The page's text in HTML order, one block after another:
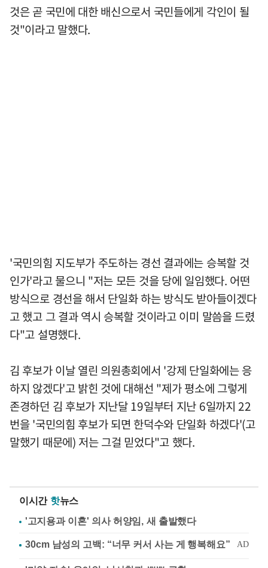
것은 곧 국민에 대한 배신으로서 국민들에게 각인이 될
것"이라고 말했다.
'국민의힘 지도부가 주도하는 경선 결과에는 승복할 것
인가'라고 물으니 "저는 모든 것을 당에 일임했다. 어떤
방식으로 경선을 해서 단일화 하는 방식도 받아들이겠다
고 했고 그 결과 역시 승복할 것이라고 이미 말씀을 드렸
다"고 설명했다.
김 후보가 이날 열린 의원총회에서 '강제 단일화에는 응
하지 않겠다'고 밝힌 것에 대해선 "제가 평소에 그렇게
존경하던 김 후보가 지난달 19일부터 지난 6일까지 22
번을 '국민의힘 후보가 되면 한덕수와 단일화 하겠다'(고
말했기 때문에) 저는 그걸 믿었다"고 했다.
이시간 핫뉴스
'고지용과 이혼' 의사 허양임, 새 출발했다